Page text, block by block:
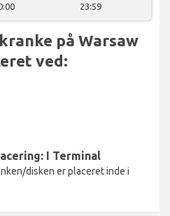
23:59
på Warsaw
ved:
I Terminal
disken er placeret inde i